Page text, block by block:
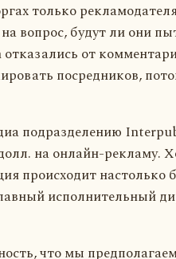
только
вопрос, будут ли они
от
посредников,
подразделению
на онлайн-рекламу.
происходит
исполнительный
что мы предполагаем